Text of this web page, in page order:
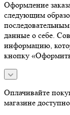
Оформление
следующим
данные о себе.
информацию,
кнопку «Оформить
Оплачивайте
магазине